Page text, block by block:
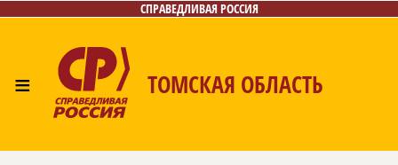
СПРАВЕДЛИВАЯ РОССИЯ
≡ ТОМСКАЯ ОБЛАСТЬ